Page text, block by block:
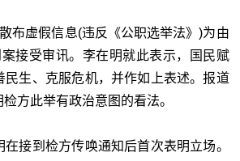
布虚假信息(违反《公职选举法》)为由
接受审讯。李在明就此表示，国民赋
民生、克服危机，并作如上表述。报道
方此举有政治意图的看法。
接到检方传唤通知后首次表明立场。